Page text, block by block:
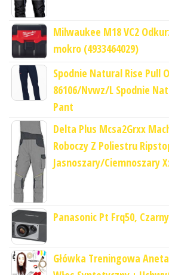
Milwaukee M18 VC2
mokro (4933464029)
Spodnie Natural Rise Pull
86106/Nvwz/L Spodnie
Pant
Delta Plus Mcsa2Grxx
Roboczy Z Poliestru
Jasnoszary/Ciemnoszary
Panasonic Pt Frq50, Czarny
Główka Treningowa